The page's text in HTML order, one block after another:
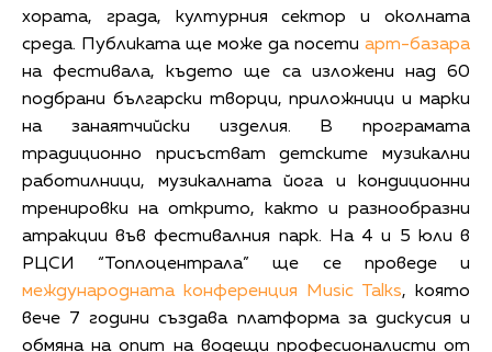
хората, града, културния сектор и околната
среда. Публиката ще може да посети арт-базара
на фестивала, където ще са изложени над 60
подбрани български творци, приложници и марки
на занаятчийски изделия. В програмата
традиционно присъстват детските музикални
работилници, музикалната йога и кондиционни
тренировки на открито, както и разнообразни
атракции във фестивалния парк. На 4 и 5 юли в
РЦСИ “Топлоцентрала” ще се проведе и
международната конференция Music Talks, която
вече 7 години създава платформа за дискусия и
обмяна на опит на водещи професионалисти от